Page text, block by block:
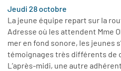
Jeudi 28 octobre
La jeune équipe repart sur la
Adresse où les attendent Mme
mer en fond sonore, les jeunes
témoignages très différents de
L’après-midi, une autre